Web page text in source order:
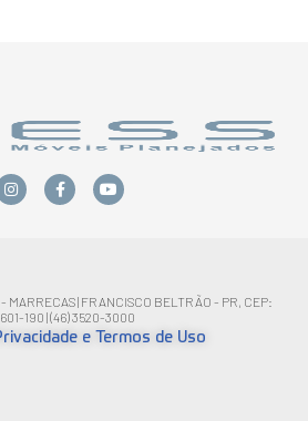
MARRECAS | FRANCISCO BELTRÃO - PR, CEP:
190 | (46) 3520-3000
e Termos de Uso